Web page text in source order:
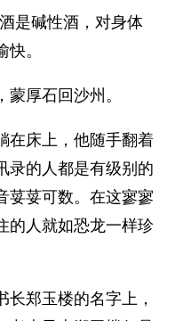
是碱性酒，对身体
。
厚石回沙州。
在床上，他随手翻着
录的人都是有级别的
荽荽可数。在这寥寥
的人就如恐龙一样珍
郑玉楼的名字上，